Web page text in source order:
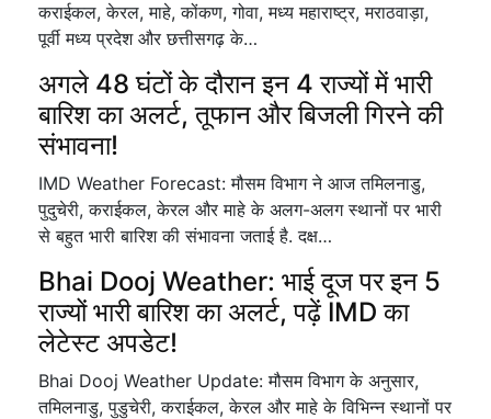
कराईकल, केरल, माहे, कोंकण, गोवा, मध्य महाराष्ट्र, मराठवाड़ा,
पूर्वी मध्य प्रदेश और छत्तीसगढ़ के…
अगले 48 घंटों के दौरान इन 4 राज्यों में भारी
बारिश का अलर्ट, तूफान और बिजली गिरने की
संभावना!
IMD Weather Forecast: मौसम विभाग ने आज तमिलनाडु,
पुदुचेरी, कराईकल, केरल और माहे के अलग-अलग स्थानों पर भारी
से बहुत भारी बारिश की संभावना जताई है. दक्ष…
Bhai Dooj Weather: भाई दूज पर इन 5
राज्यों भारी बारिश का अलर्ट, पढ़ें IMD का
लेटेस्ट अपडेट!
Bhai Dooj Weather Update: मौसम विभाग के अनुसार,
तमिलनाडु, पुडुचेरी, कराईकल, केरल और माहे के विभिन्न स्थानों पर